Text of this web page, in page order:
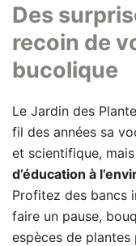
Des
recoin de
bucolique
Le Jardin des
fil des années sa
et scientifique,
d’éducation à
Profitez des bancs
faire un pause,
espèces de plantes